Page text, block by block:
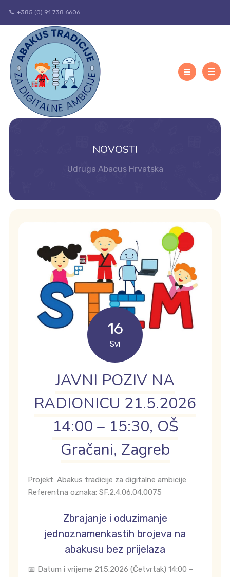
+385 (0) 91 738 6606
NOVOSTI
Udruga Abacus Hrvatska
16
Svi
JAVNI POZIV NA
RADIONICU 21.5.2026
14:00 – 15:30, OŠ
Gračani, Zagreb
Projekt: Abakus tradicije za digitalne ambicije
Referentna oznaka: SF.2.4.06.04.0075
Zbrajanje i oduzimanje
jednoznamenkastih brojeva na
abakusu bez prijelaza
📅 Datum i vrijeme 21.5.2026 (Četvrtak) 14:00 –